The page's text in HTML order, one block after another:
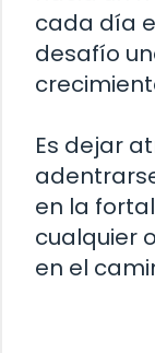
cada día
desafío
Es dejar
en la
cualquier
en el